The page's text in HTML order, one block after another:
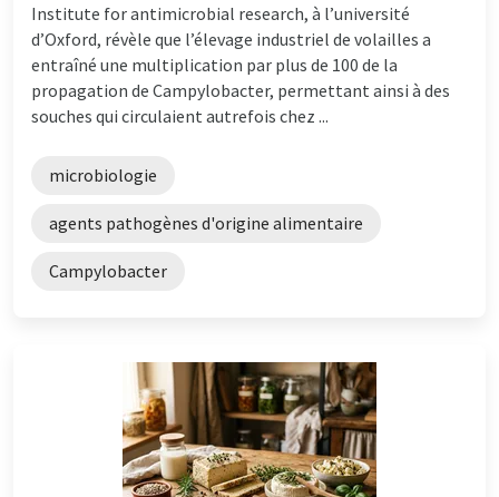
Institute for antimicrobial research, à l’université
d’Oxford, révèle que l’élevage industriel de volailles a
entraîné une multiplication par plus de 100 de la
propagation de Campylobacter, permettant ainsi à des
souches qui circulaient autrefois chez ...
microbiologie
agents pathogènes d'origine alimentaire
Campylobacter